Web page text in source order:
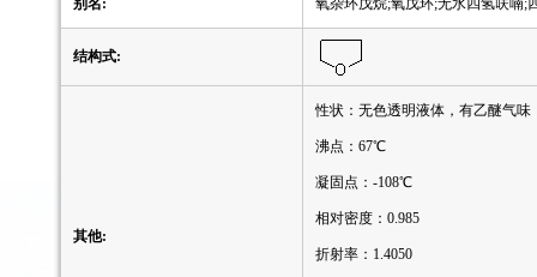
别名: 氧杂环戊烷;氧戊环;无水四氢呋喃;
结构式:
其他:
性状：无色透明液体，有乙醚气味
沸点：67℃
凝固点：-108℃
相对密度：0.985
折射率：1.4050